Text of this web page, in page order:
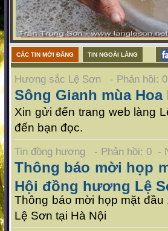
CÁC TIN MỚI ĐĂNG TIN NGOÀI LÀNG
Hương sắc Lệ Sơn - Phản hồi:
Sông Gianh mùa Hoa
Xin gửi đến trang web làng
đến bạn đọc.
Tin đồng hương - Phản hồi: 0 -
Thông báo mời họp
Hội đồng hương Lệ
Thông báo mời họp mặt
Lệ Sơn tại Hà Nội